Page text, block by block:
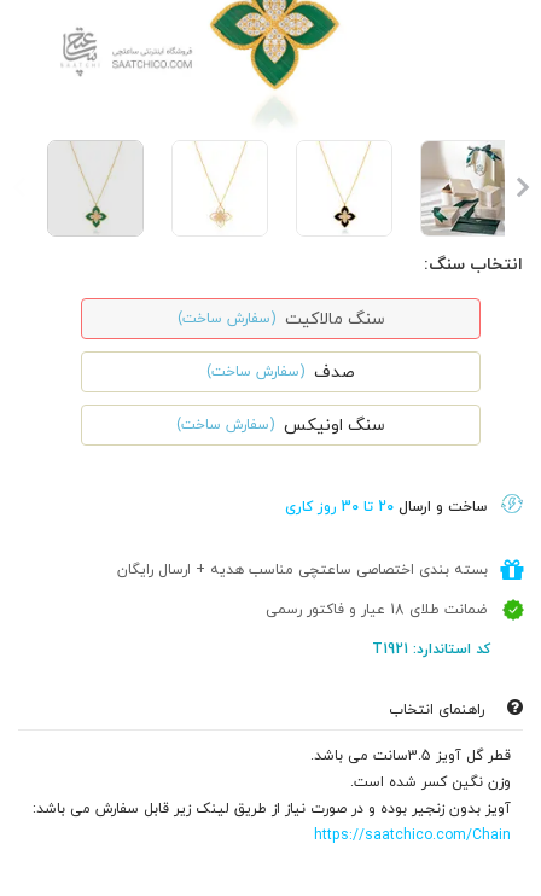
انتخاب سنگ:
سنگ مالاکیت (سفارش ساخت)
صدف (سفارش ساخت)
سنگ اونیکس (سفارش ساخت)
ساخت و ارسال 20 تا 30 روز کاری
بسته بندی اختصاصی ساعتچی مناسب هدیه + ارسال رایگان
ضمانت طلای 18 عیار و فاکتور رسمی
کد استاندارد: T1921
راهنمای انتخاب
قطر گل آویز 3.5سانت می باشد.
وزن نگین کسر شده است.
آویز بدون زنجیر بوده و در صورت نیاز از طریق لینک زیر قابل سفارش می باشد:
https://saatchico.com/Chain